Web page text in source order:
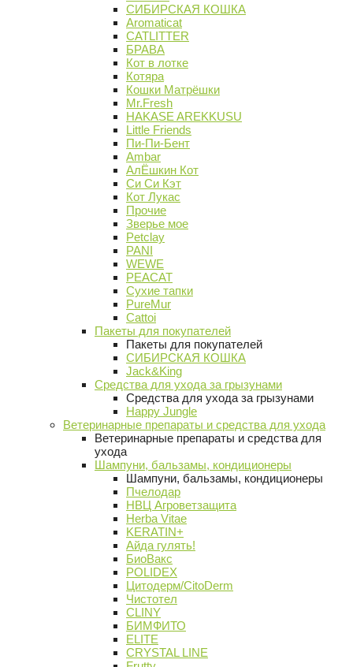
СИБИРСКАЯ КОШКА
Aromaticat
CATLITTER
БРАВА
Кот в лотке
Котяра
Кошки Матрёшки
Mr.Fresh
HAKASE AREKKUSU
Little Friends
Пи-Пи-Бент
Ambar
АлЁшкин Кот
Си Си Кэт
Кот Лукас
Прочие
Зверье мое
Petclay
PANI
WEWE
PEACAT
Сухие тапки
PureMur
Cattoi
Пакеты для покупателей
Пакеты для покупателей
СИБИРСКАЯ КОШКА
Jack&King
Средства для ухода за грызунами
Средства для ухода за грызунами
Happy Jungle
Ветеринарные препараты и средства для ухода
Ветеринарные препараты и средства для
ухода
Шампуни, бальзамы, кондиционеры
Шампуни, бальзамы, кондиционеры
Пчелодар
НВЦ Агроветзащита
Herba Vitae
KERATIN+
Айда гулять!
БиоВакс
POLIDEX
Цитодерм/CitoDerm
Чистотел
CLINY
БИМФИТО
ELITE
CRYSTAL LINE